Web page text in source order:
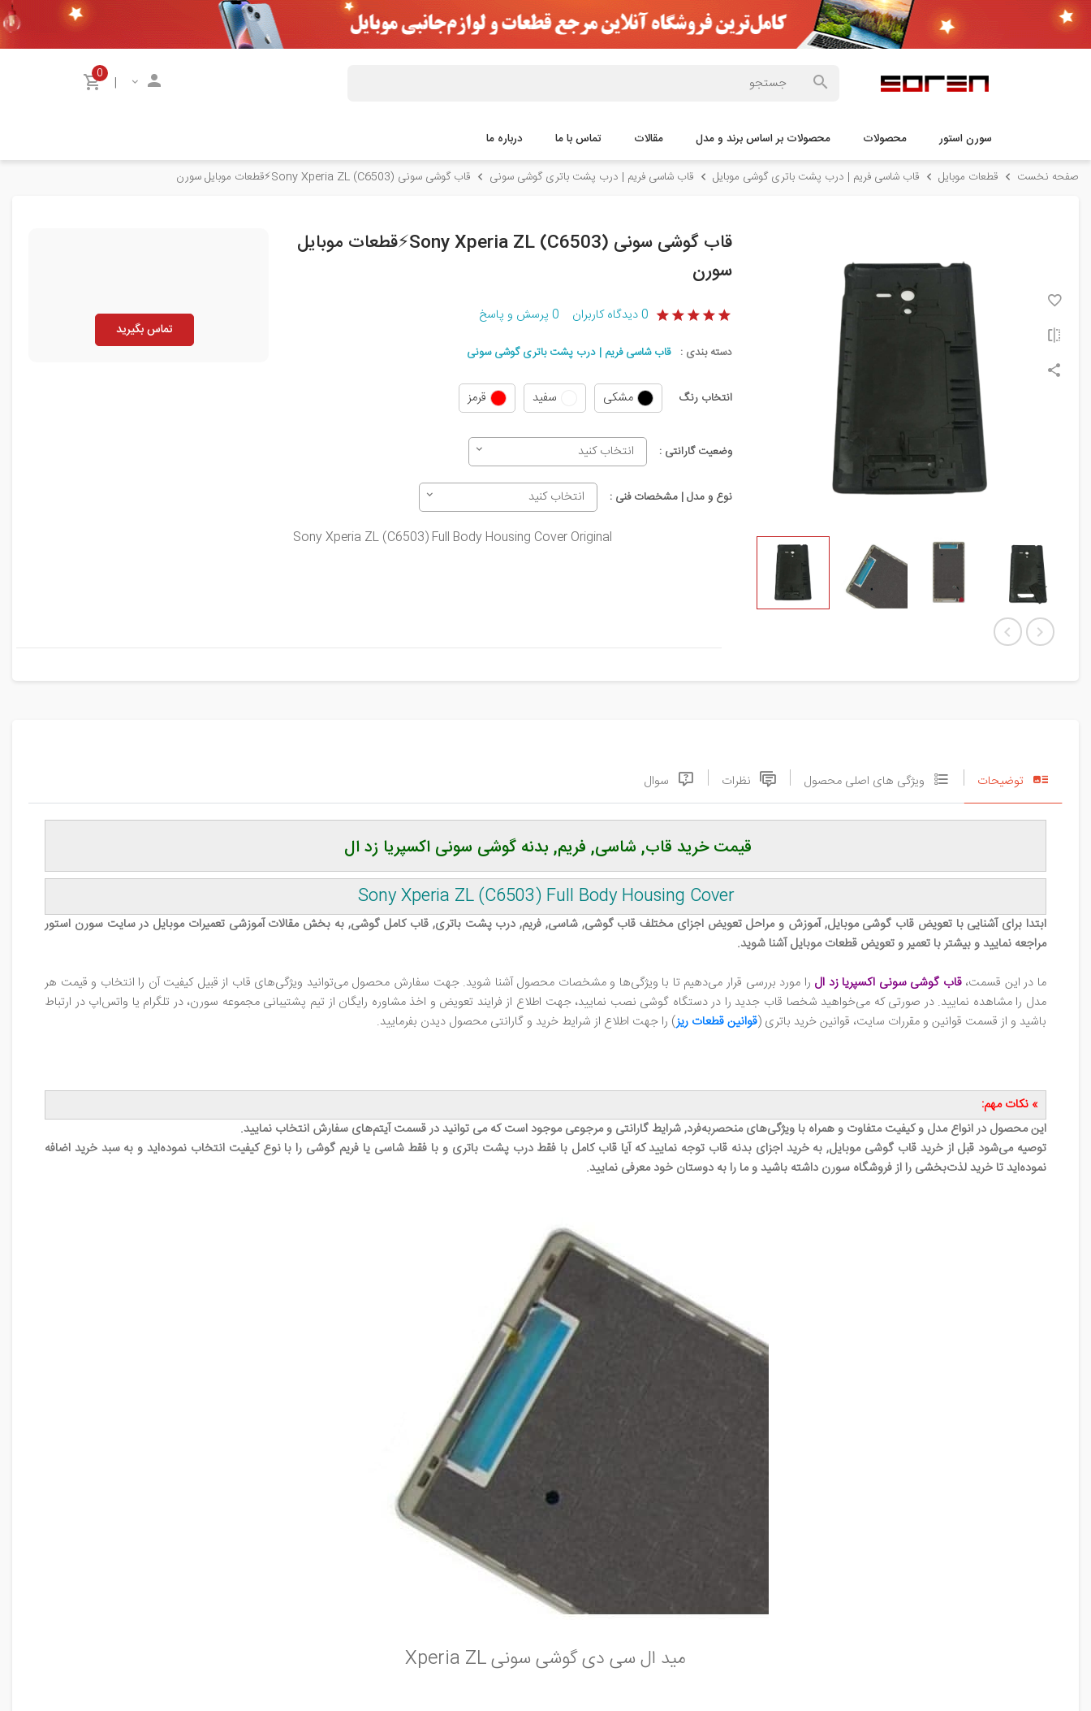
|
0
سورن استور محصولات محصولات بر اساس برند و مدل مقالات تماس با ما درباره ما
صفحه نخست قطعات موبایل قاب شاسی فریم | درب پشت باتری گوشی موبایل قاب شاسی فریم | درب پشت باتری گوشی سونی قاب گوشی سونی Sony Xperia ZL (C6503)⚡️قطعات موبایل سورن
قاب گوشی سونی Sony Xperia ZL (C6503)⚡️قطعات موبایل
سورن
0دیدگاه کاربران 0 پرسش و پاسخ
دسته بندی : قاب شاسی فریم | درب پشت باتری گوشی سونی
انتخاب رنگ مشکی سفید قرمز
وضعیت گارانتی : انتخاب کنید
نوع و مدل | مشخصات فنی : انتخاب کنید
Sony Xperia ZL (C6503) Full Body Housing Cover Original
تماس بگیرید
توضیحات ویژگی های اصلی محصول نظرات سوال
قیمت خرید قاب, شاسی, فریم, بدنه گوشی سونی اکسپریا زد ال
Sony Xperia ZL (C6503) Full Body Housing Cover
ابتدا برای آشنایی با تعویض قاب گوشی‌ موبایل, آموزش و مراحل تعویض اجزای مختلف قاب گوشی, شاسی, فریم, درب پشت باتری, قاب کامل گوشی, به بخش مقالات آموزشی تعمیرات موبایل در سایت سورن استور
مراجعه نمایید و بیشتر با تعمیر و تعویض قطعات موبایل آشنا شوید.
ما در این قسمت،قاب گوشی سونی اکسپریا زد ال را مورد بررسی قرار می‌دهیم تا با ویژگی‌ها و مشخصات محصول آشنا شوید. جهت سفارش محصول می‌توانید ویژگی‌های قاب از قبیل کیفیت آن را انتخاب و قیمت هر
مدل را مشاهده نمایید. در صورتی که می‌خواهید شخصا قاب جدید را در دستگاه گوشی نصب نمایید، جهت اطلاع از فرایند تعویض و اخذ مشاوره رایگان از تیم پشتیبانی مجموعه سورن، در تلگرام یا واتس‌اپ در ارتباط
باشید و از قسمت قوانین و مقررات سایت، قوانین خرید باتری (قوانینقطعات ریز) را جهت اطلاع از شرایط خرید و گارانتی محصول دیدن بفرمایید.
» نکات مهم:
این محصول در انواع مدل و کیفیت متفاوت و همراه با ویژگی‌های منحصر‌به‌فرد, شرایط گارانتی و مرجوعی موجود است که می توانید در قسمت آیتم‌های سفارش انتخاب نمایید.
توصیه می‌شود قبل از خرید قاب گوشی موبایل, به خرید اجزای بدنه قاب توجه نمایید که آیا قاب کامل با فقط درب پشت باتری و با فقط شاسی یا فریم گوشی را با نوع کیفیت انتخاب نموده‌اید و به سبد خرید اضافه
نموده‌اید تا خرید لذت‌بخشی را از فروشگاه سورن داشته باشید و ما را به دوستان خود معرفی نمایید.
مید ال سی دی گوشی سونی Xperia ZL​